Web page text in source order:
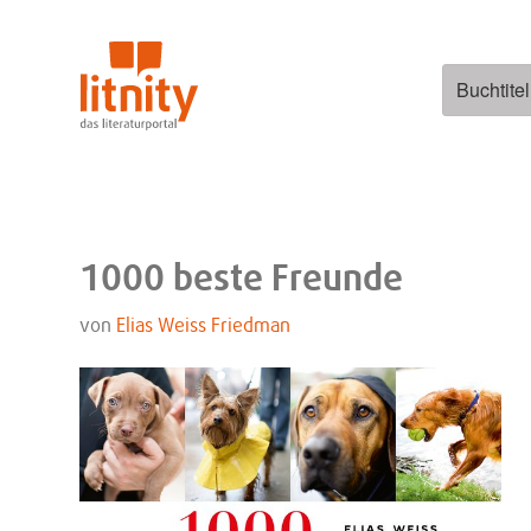
Suchen
1000 beste Freunde
von Elias Weiss Friedman